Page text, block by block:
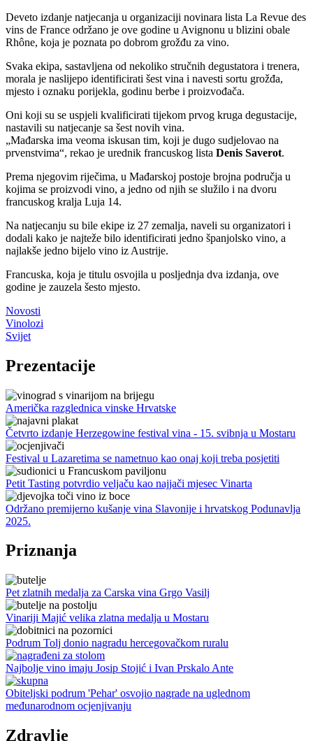
Deveto izdanje natjecanja u organizaciji novinara lista La Revue des
vins de France održano je ove godine u Avignonu u blizini obale
Rhône, koja je poznata po dobrom grožđu za vino.
Svaka ekipa, sastavljena od nekoliko stručnih degustatora i trenera,
morala je naslijepo identificirati šest vina i navesti sortu grožđa,
mjesto i oznaku porijekla, godinu berbe i proizvođača.
Oni koji su se uspjeli kvalificirati tijekom prvog kruga degustacije,
nastavili su natjecanje sa šest novih vina.
Mađarska ima veoma iskusan tim, koji je dugo sudjelovao na
prvenstvima , rekao je urednik francuskog lista Denis Saverot.
Prema njegovim riječima, u Mađarskoj postoje brojna područja u
kojima se proizvodi vino, a jedno od njih se služilo i na dvoru
francuskog kralja Luja 14.
Na natjecanju su bile ekipe iz 27 zemalja, naveli su organizatori i
dodali kako je najteže bilo identificirati jedno španjolsko vino, a
najlakše jedno bijelo vino iz Austrije.
Francuska, koja je titulu osvojila u posljednja dva izdanja, ove
godine je zauzela šesto mjesto.
Novosti
Vinolozi
Svijet
Prezentacije
Američka razglednica vinske Hrvatske
Četvrto izdanje Herzegowine festival vina - 15. svibnja u Mostaru
Festival u Lazaretima se nametnuo kao onaj koji treba posjetiti
Petit Tasting potvrdio veljaču kao najjači mjesec Vinarta
Održano premijerno kušanje vina Slavonije i hrvatskog Podunavlja
2025.
Priznanja
Pet zlatnih medalja za Carska vina Grgo Vasilj
Vinariji Majić velika zlatna medalja u Mostaru
Podrum Tolj donio nagradu hercegovačkom ruralu
Najbolje vino imaju Josip Stojić i Ivan Prskalo Ante
Obiteljski podrum 'Pehar' osvojio nagrade na uglednom
međunarodnom ocjenjivanju
Zdravlje